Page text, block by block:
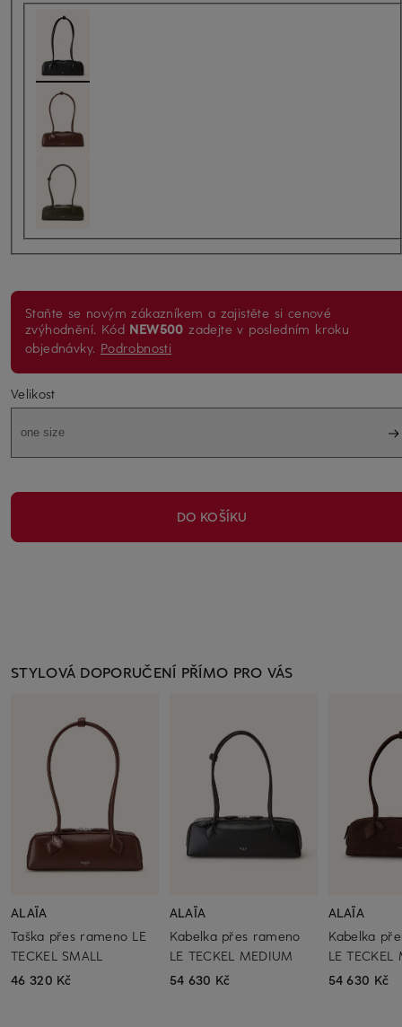
Staňte se novým zákazníkem a zajistěte si cenové
zvýhodnění. Kód NEW500 zadejte v posledním kroku
objednávky. Podrobnosti
Velikost
one size
DO KOŠÍKU
STYLOVÁ DOPORUČENÍ PŘÍMO PRO VÁS
ALAÏA
Taška přes rameno LE
TECKEL SMALL
46 320 Kč
ALAÏA
Kabelka přes rameno
LE TECKEL MEDIUM
54 630 Kč
ALAÏA
Kabelka
LE TECKEL
54 630 Kč